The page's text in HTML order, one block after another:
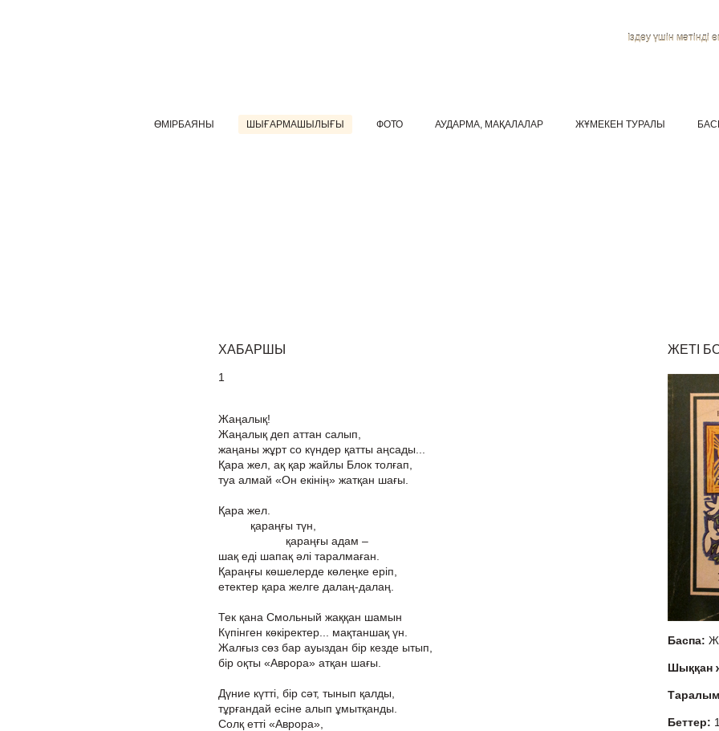
Іздеу үшін мәтінді
ӨМІРБАЯНЫ ШЫҒАРМАШЫЛЫҒЫ ФОТО АУДАРМА, МАҚАЛАЛАР ЖҰМЕКЕН ТУРАЛЫ
ХАБАРШЫ
1
Жаңалық!
Жаңалық деп аттан салып,
жаңаны жұрт со күндер қатты аңсады...
Қара жел, ақ қар жайлы Блок толғап,
туа алмай «Он екінің» жатқан шағы.
Қара жел.
қараңғы түн,
қараңғы адам –
шақ еді шапақ әлі таралмаған.
Қараңғы көшелерде көлеңке еріп,
етектер қара желге далаң-далаң.
Тек қана Смольный жаққан шамын
Күпінген көкіректер... мақтаншақ үн.
Жалғыз сөз бар ауыздан бір кезде ытып,
бір оқты «Аврора» атқан шағы.
Дүние күтті, бір сәт, тынып қалды,
тұрғандай есіне алып ұмытқанды.
Солқ етті «Аврора»,
ЖЕТІ
Баспа:
Беттер: